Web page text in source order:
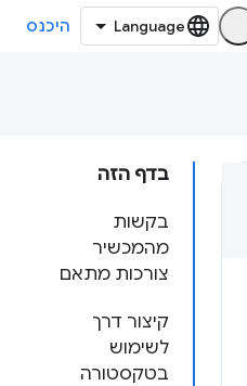
היכנס
בדף הזה
בקשות
מהמכשיר
צורכות מתאם
קיצור דרך
לשימוש
בטקסטורה